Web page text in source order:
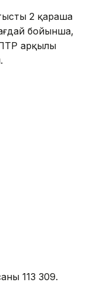
2 қараша
бойынша,
арқылы
113 309.